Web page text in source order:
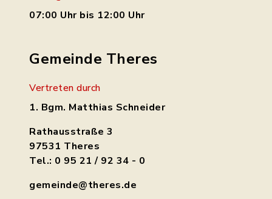
07:00 Uhr bis 12:00 Uhr
Gemeinde Theres
Vertreten durch
1. Bgm. Matthias Schneider
Rathausstraße 3
97531 Theres
Tel.: 0 95 21 / 92 34 - 0
gemeinde@theres.de